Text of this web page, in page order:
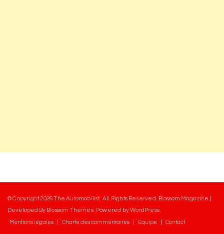
© Copyright 2026The Automobilist. All Rights Reserved. Blossom Magazine |
Developed By Blossom Themes. Powered byWordPress
Mentions légales Charte des commentaires Equipe Contact